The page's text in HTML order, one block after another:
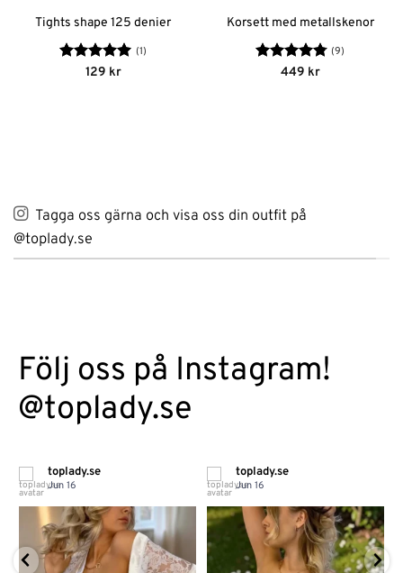
Tights shape 125 denier
Betygsatt5
(1)
129 kr
Korsett med metallskenor
Betygsatt
(9)
449 kr
Tagga oss gärna och visa oss din outfit på
@toplady.se
Följ oss på Instagram!
@toplady.se
toplady.se
Jun 16
toplady.se
Jun 16